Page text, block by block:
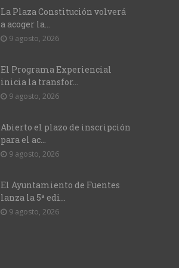
La Plaza Constitución volverá
a acoger la...
9 agosto, 2026
El Programa Experiencial
inicia la transfor...
9 agosto, 2026
Abierto el plazo de inscripción
para el ac...
9 agosto, 2026
El Ayuntamiento de Fuentes
lanza la 5ª edi...
9 agosto, 2026